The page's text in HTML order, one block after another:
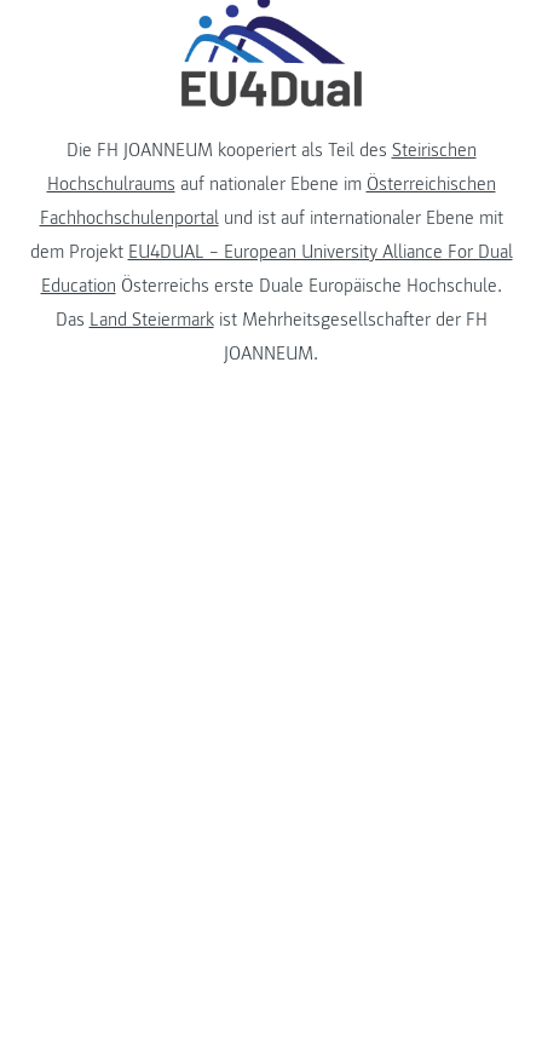
Die FH JOANNEUM kooperiert als Teil des Steirischen
Hochschulraums auf nationaler Ebene im Österreichischen
Fachhochschulenportalund ist auf internationaler Ebene mit
dem Projekt EU4DUAL – European University Alliance For Dual
Education Österreichs erste Duale Europäische Hochschule.
Das Land Steiermarkist Mehrheitsgesellschafter der FH
JOANNEUM.